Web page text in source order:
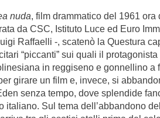
nuda, film drammatico del 1961
da CSC, Istituto Luce ed Euro
Raffaelli -, scatenò la Questura
“piccanti” sui quali il
in reggiseno e gonnellino a
girare un film e, invece, si
senza tempo, dove splendide
italiano. Sul tema dell’abbandono